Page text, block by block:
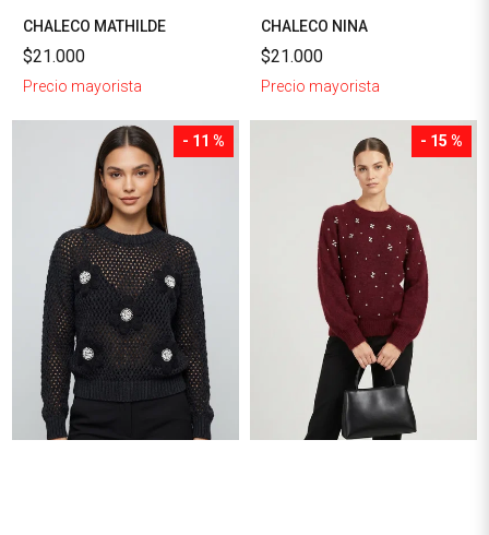
CHALECO MATHILDE
$21.000
Precio mayorista
CHALECO NINA
$21.000
Precio mayorista
- 11 % - 15 %